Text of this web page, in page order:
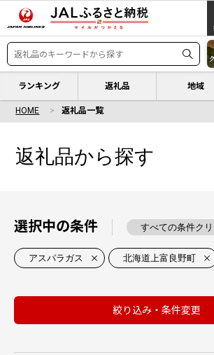
ランキング 返礼品 地域
HOME 返礼品一覧
返礼品から探す
選択中の条件 すべての条件ク
アスパラガス 北海道上富良野町
絞り込み・条件変更